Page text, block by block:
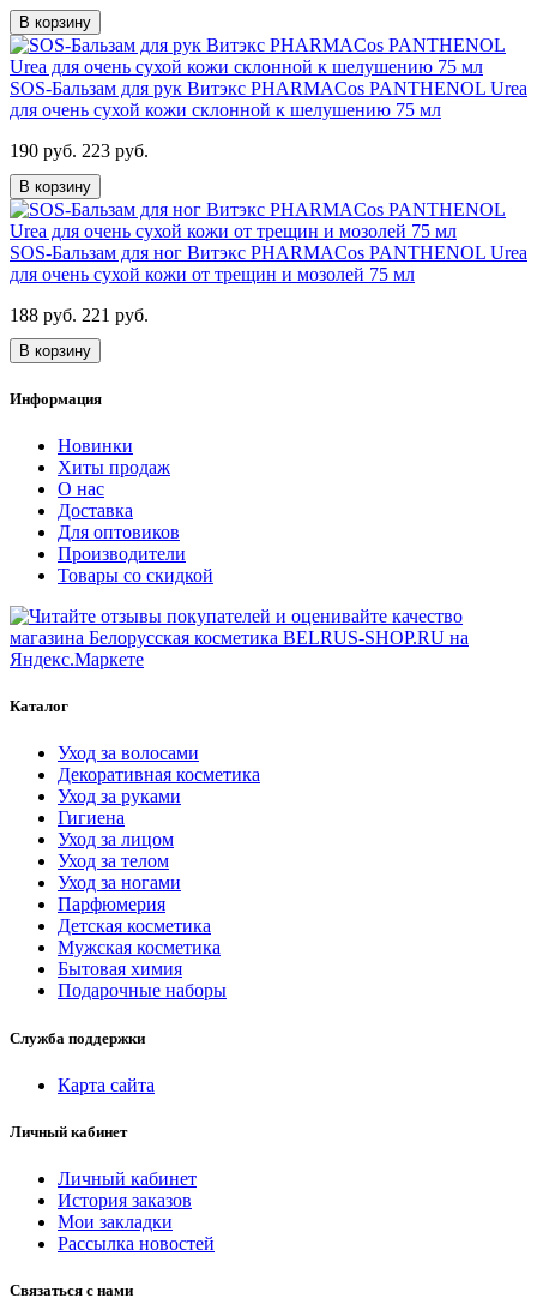
В корзину
SOS-Бальзам для рук Витэкс PHARMACos PANTHENOL Urea
для очень сухой кожи склонной к шелушению 75 мл
190 руб. 223 руб.
В корзину
SOS-Бальзам для ног Витэкс PHARMACos PANTHENOL Urea
для очень сухой кожи от трещин и мозолей 75 мл
188 руб. 221 руб.
В корзину
Информация
Новинки
Хиты продаж
О нас
Доставка
Для оптовиков
Производители
Товары со скидкой
Каталог
Уход за волосами
Декоративная косметика
Уход за руками
Гигиена
Уход за лицом
Уход за телом
Уход за ногами
Парфюмерия
Детская косметика
Мужская косметика
Бытовая химия
Подарочные наборы
Служба поддержки
Карта сайта
Личный кабинет
Личный кабинет
История заказов
Мои закладки
Рассылка новостей
Связаться с нами